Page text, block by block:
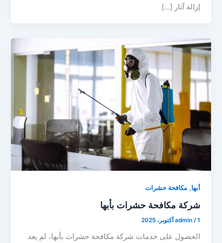
إزالة آثار […]
أبها,مكافحة حشرات
شركة مكافحة حشرات بأبها
admin /1 أكتوبر، 2025
الحصول على خدمات شركة مكافحة حشرات بأبها، لم يعد